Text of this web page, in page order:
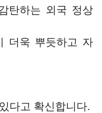
탄하는 외국 정상
더욱 뿌듯하고 자
다고 확신합니다.